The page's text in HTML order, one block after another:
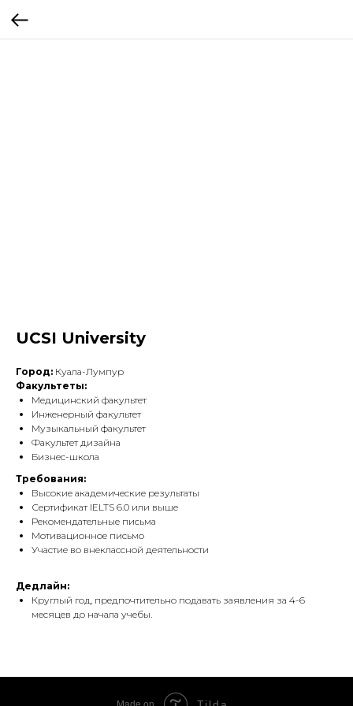
UCSI University
Город: Куала-Лумпур
Факультеты:
Медицинский факультет
Инженерный факультет
Музыкальный факультет
Факультет дизайна
Бизнес-школа
Требования:
Высокие академические результаты
Сертификат IELTS 6.0 или выше
Рекомендательные письма
Мотивационное письмо
Участие во внеклассной деятельности
Дедлайн:
Круглый год, предпочтительно подавать заявления за 4-6
месяцев до начала учебы.